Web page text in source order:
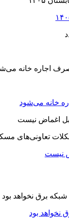
تعاونی‌های
نیست
نخواهد بود